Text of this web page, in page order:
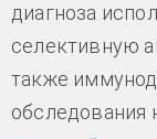
диагноза
селективную
также
обследования